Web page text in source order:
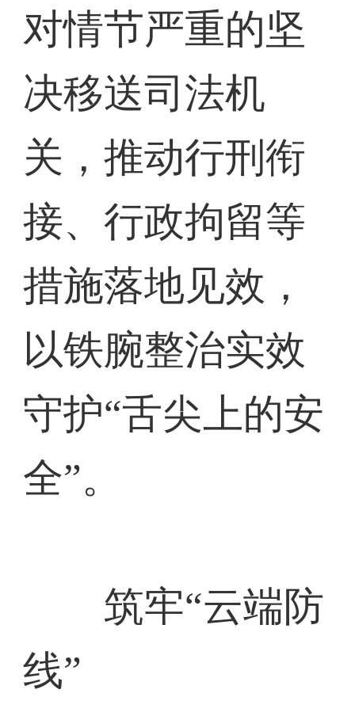
对情节严重的坚
决移送司法机
关，推动行刑衔
接、行政拘留等
措施落地见效，
以铁腕整治实效
守护“舌尖上的安
全”。
筑牢“云端防
线”